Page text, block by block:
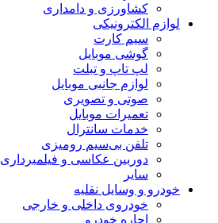
کشاورزی و دامداری
لوازم الکترونیکی
سیم کارت
گوشی موبایل
لپ تاپ و تبلت
لوازم جانبی موبایل
صوتی و تصویری
تعمیرات موبایل
خدمات سانترال
تلفن بی‌سیم رومیزی
دوربین عکاسی و فیلمبرداری
سایر
خودرو و وسایل نقلیه
خودروی داخلی و خارجی
اجاره خودرو